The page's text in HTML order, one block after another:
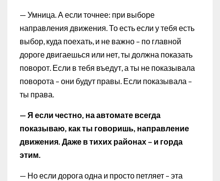
— Умница. А если точнее: при выборе
направления движения. То есть если у тебя есть
выбор, куда поехать, и не важно – по главной
дороге двигаешься или нет, ты должна показать
поворот. Если в тебя въедут, а ты не показывала
поворота – они будут правы. Если показывала –
ты права.
— Я если честно, на автомате всегда
показываю, как ты говоришь, направление
движения. Даже в тихих районах – и горда
этим.
— Но если дорога одна и просто петляет – эта